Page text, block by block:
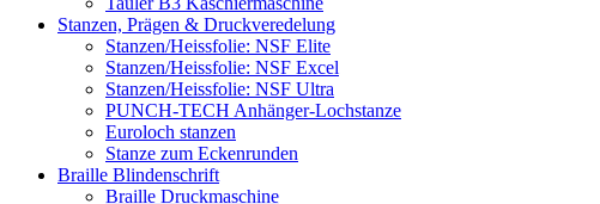
Stanzen, Prägen & Druckveredelung
Stanzen/Heissfolie: NSF Elite
Stanzen/Heissfolie: NSF Excel
Stanzen/Heissfolie: NSF Ultra
PUNCH-TECH Anhänger-Lochstanze
Euroloch stanzen
Stanze zum Eckenrunden
Braille Blindenschrift
Braille Druckmaschine